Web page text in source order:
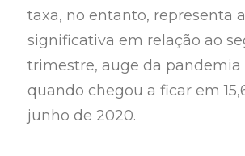
taxa, no entanto, representa
significativa em relação ao
trimestre, auge da pandemia
quando chegou a ficar em
junho de 2020.